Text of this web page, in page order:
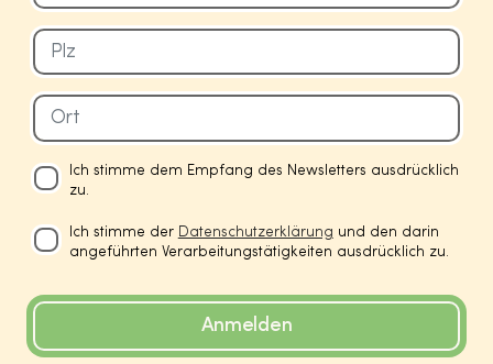
Ich stimme dem Empfang des Newsletters ausdrücklich
zu.
Ich stimme der Datenschutzerklärung und den darin
angeführten Verarbeitungstätigkeiten ausdrücklich zu.
Anmelden